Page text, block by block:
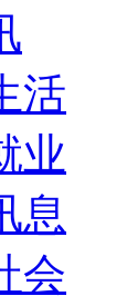
活
业
息
会